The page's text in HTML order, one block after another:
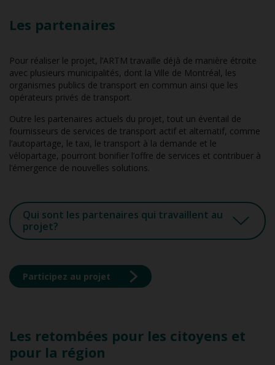
Les partenaires
Pour réaliser le projet, l’ARTM travaille déjà de manière étroite
avec plusieurs municipalités, dont la Ville de Montréal, les
organismes publics de transport en commun ainsi que les
opérateurs privés de transport.
Outre les partenaires actuels du projet, tout un éventail de
fournisseurs de services de transport actif et alternatif, comme
l’autopartage, le taxi, le transport à la demande et le
vélopartage, pourront bonifier l’offre de services et contribuer à
l’émergence de nouvelles solutions.
Qui sont les partenaires qui travaillent au
projet?
Participez au projet
Les retombées pour les citoyens et
pour la région